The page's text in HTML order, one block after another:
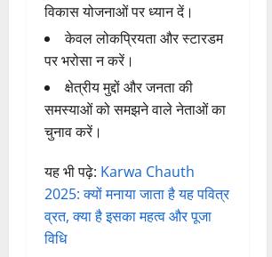
विकास योजनाओं पर ध्यान दें।
केवल लोकप्रियता और स्टारडम
पर भरोसा न करें।
क्षेत्रीय मुद्दों और जनता की
समस्याओं को समझने वाले नेताओं का
चुनाव करें।
यह भी पढ़े: Karwa Chauth
2025: क्यों मनाया जाता है यह पवित्र
व्रत, क्या है इसका महत्व और पूजा
विधि